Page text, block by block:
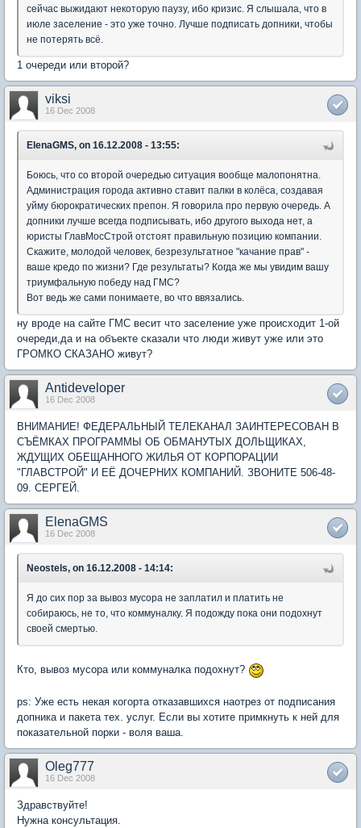
сейчас выжидают некоторую паузу, ибо кризис. Я слышала, что в
июле заселение - это уже точно. Лучше подписать допники, чтобы
не потерять всё.
1 очереди или второй?
viksi
16 Dec 2008
ElenaGMS, on 16.12.2008 - 13:55:
Боюсь, что со второй очередью ситуация вообще малопонятна.
Администрация города активно ставит палки в колёса, создавая
уйму бюрократических препон. Я говорила про первую очередь. А
допники лучше всегда подписывать, ибо другого выхода нет, а
юристы ГлавМосСтрой отстоят правильную позицию компании.
Скажите, молодой человек, безрезультатное "качание прав" -
ваше кредо по жизни? Где результаты? Когда же мы увидим вашу
триумфальную победу над ГМС?
Вот ведь же сами понимаете, во что ввязались.
ну вроде на сайте ГМС весит что заселение уже происходит 1-ой
очереди,да и на объекте сказали что люди живут уже или это
ГРОМКО СКАЗАНО живут?
Antideveloper
16 Dec 2008
ВНИМАНИЕ! ФЕДЕРАЛЬНЫЙ ТЕЛЕКАНАЛ ЗАИНТЕРЕСОВАН В
СЪЁМКАХ ПРОГРАММЫ ОБ ОБМАНУТЫХ ДОЛЬЩИКАХ,
ЖДУЩИХ ОБЕЩАННОГО ЖИЛЬЯ ОТ КОРПОРАЦИИ
"ГЛАВСТРОЙ" И ЕЁ ДОЧЕРНИХ КОМПАНИЙ. ЗВОНИТЕ 506-48-
09. СЕРГЕЙ.
ElenaGMS
16 Dec 2008
Neostels, on 16.12.2008 - 14:14:
Я до сих пор за вывоз мусора не заплатил и платить не
собираюсь, не то, что коммуналку. Я подожду пока они подохнут
своей смертью.
Кто, вывоз мусора или коммуналка подохнут?
ps: Уже есть некая когорта отказавшихся наотрез от подписания
допника и пакета тех. услуг. Если вы хотите примкнуть к ней для
показательной порки - воля ваша.
Oleg777
16 Dec 2008
Здравствуйте!
Нужна консультация.